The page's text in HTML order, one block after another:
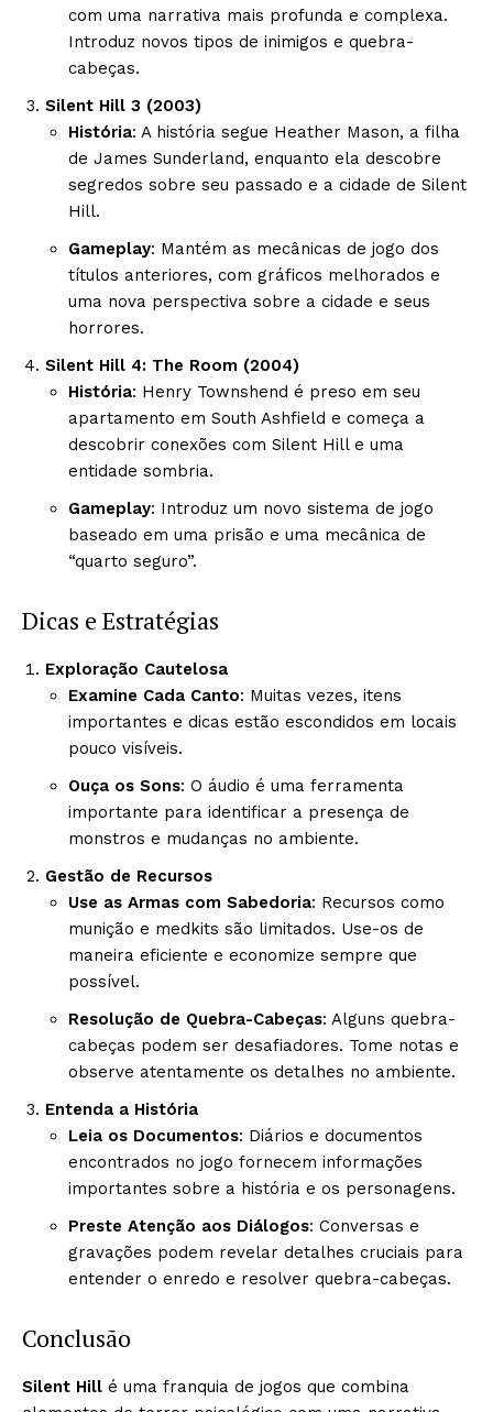
com uma narrativa mais profunda e complexa.
Introduz novos tipos de inimigos e quebra-
cabeças.
Silent Hill 3 (2003)
História: A história segue Heather Mason, a filha
de James Sunderland, enquanto ela descobre
segredos sobre seu passado e a cidade de Silent
Hill.
Gameplay: Mantém as mecânicas de jogo dos
títulos anteriores, com gráficos melhorados e
uma nova perspectiva sobre a cidade e seus
horrores.
Silent Hill 4: The Room (2004)
História: Henry Townshend é preso em seu
apartamento em South Ashfield e começa a
descobrir conexões com Silent Hill e uma
entidade sombria.
Gameplay: Introduz um novo sistema de jogo
baseado em uma prisão e uma mecânica de
“quarto seguro”.
Dicas e Estratégias
Exploração Cautelosa
Examine Cada Canto: Muitas vezes, itens
importantes e dicas estão escondidos em locais
pouco visíveis.
Ouça os Sons: O áudio é uma ferramenta
importante para identificar a presença de
monstros e mudanças no ambiente.
Gestão de Recursos
Use as Armas com Sabedoria: Recursos como
munição e medkits são limitados. Use-os de
maneira eficiente e economize sempre que
possível.
Resolução de Quebra-Cabeças: Alguns quebra-
cabeças podem ser desafiadores. Tome notas e
observe atentamente os detalhes no ambiente.
Entenda a História
Leia os Documentos: Diários e documentos
encontrados no jogo fornecem informações
importantes sobre a história e os personagens.
Preste Atenção aos Diálogos: Conversas e
gravações podem revelar detalhes cruciais para
entender o enredo e resolver quebra-cabeças.
Conclusão
Silent Hill é uma franquia de jogos que combina